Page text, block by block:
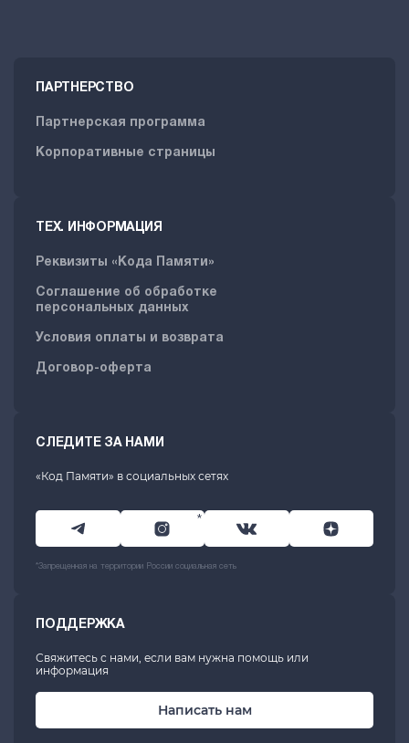
ПАРТНЕРСТВО
Партнерская программа
Корпоративные страницы
ТЕХ. ИНФОРМАЦИЯ
Реквизиты «Кода Памяти»
Соглашение об обработке
персональных данных
Условия оплаты и возврата
Договор-оферта
СЛЕДИТЕ ЗА НАМИ
«Код Памяти» в социальных сетях
*
*Запрещенная на территории России социальная сеть
ПОДДЕРЖКА
Свяжитесь с нами, если вам нужна помощь или
информация
Написать нам